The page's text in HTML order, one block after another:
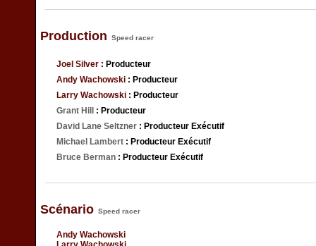
Production Speed racer
Joel Silver : Producteur
Andy Wachowski : Producteur
Larry Wachowski : Producteur
Grant Hill
: Producteur
David Lane Seltzner : Producteur Exécutif
Michael Lambert : Producteur Exécutif
Bruce Berman : Producteur Exécutif
Scénario Speed racer
Andy Wachowski